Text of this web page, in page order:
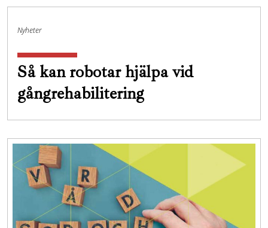
Nyheter
Så kan robotar hjälpa vid
gångrehabilitering